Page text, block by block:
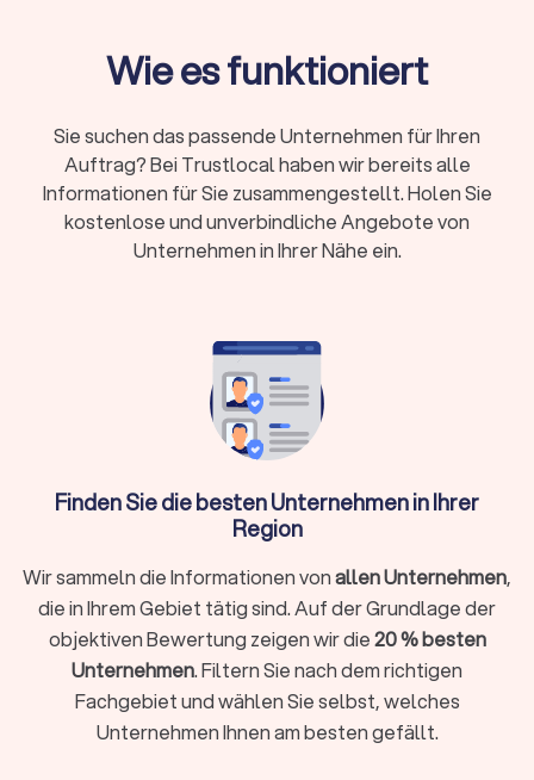
Fachbetriebe für Parkett, Vinyl, Laminat und
Sie Qualifikationen und beauftragen Sie den
passenden Handwerker. Transparente Preise
und klare Auswahlkriterien erwarten Sie.
fachgerecht und dauerhaft. Ob Parkett in der
Wohnung, Vinyl im Neubau oder Teppichboden im
Büro: Fachbetriebe in Schmelz übernehmen die
komplette Verlegung inklusive
Untergrundvorbereitung, Materialberatung und
für Bodenleger in Schmelz liegt bei 8.1/10 mit
einer Rate von 442.
Meisterbetrieben mit langjähriger Erfahrung
bis zu spezialisierten Fachfirmen für bestimmte
Bodenbeläge stehen Ihnen verschiedene Optionen
Wie es funktioniert
Sie suchen das passende Unternehmen für Ihren
Auftrag? Bei Trustlocal haben wir bereits alle
Informationen für Sie zusammengestellt. Holen Sie
kostenlose und unverbindliche Angebote von
Unternehmen in Ihrer Nähe ein.
Finden Sie die besten Unternehmen in Ihrer
Region
Wir sammeln die Informationen vonallen Unternehmen,
die in Ihrem Gebiet tätig sind. Auf der Grundlage der
objektiven Bewertung zeigen wir die20 % besten
Unternehmen. Filtern Sie nach dem richtigen
Fachgebiet und wählen Sie selbst, welches
Unternehmen Ihnen am besten gefällt.